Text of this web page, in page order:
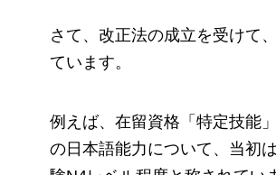
さて、改正法の成立を受けて
ています。
例えば、在留資格「特定技能
の日本語能力について、当初